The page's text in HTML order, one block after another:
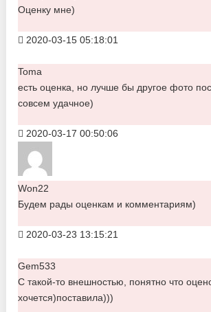
Оценку мне)
2020-03-15 05:18:01
Toma
есть оценка, но лучше бы другое фото
совсем удачное)
2020-03-17 00:50:06
Won22
Будем рады оценкам и комментариям)
2020-03-23 13:15:21
Gem533
С такой-то внешностью, понятно что
хочется)поставила)))